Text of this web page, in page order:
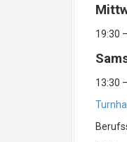
19:30
13:30